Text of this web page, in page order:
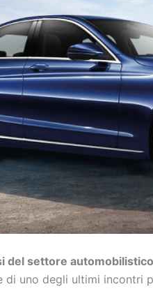
del settore
di uno degli ultimi incontri